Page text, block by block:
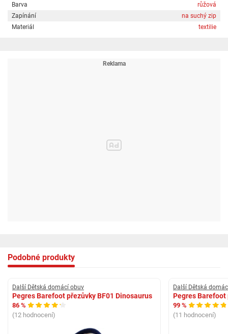
178
183
190
207
215
230
Vnitřní šířka (mm)*
75
Barva
růžová
Zapínání
na suchý zip
Materiál
textilie
Podobné produkty
Další Dětská domácí obuv
Pegres Barefoot přezůvky BF01 Dinosaurus
86 %
(12 hodnocení)
Další Dětská
Pegres Barefoot
99 %
(11 hodnocení)